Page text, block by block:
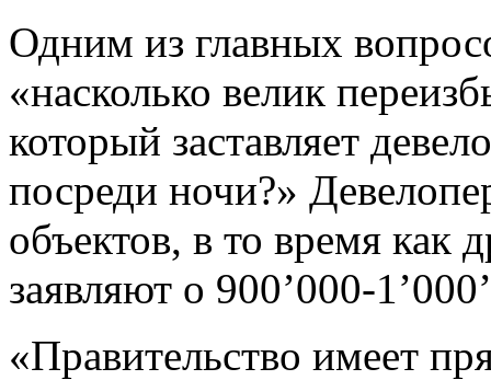
Одним из главных
«насколько велик
который заставляет
посреди ночи?»
объектов, в то время как
заявляют о 900’000-
«Правительство имеет